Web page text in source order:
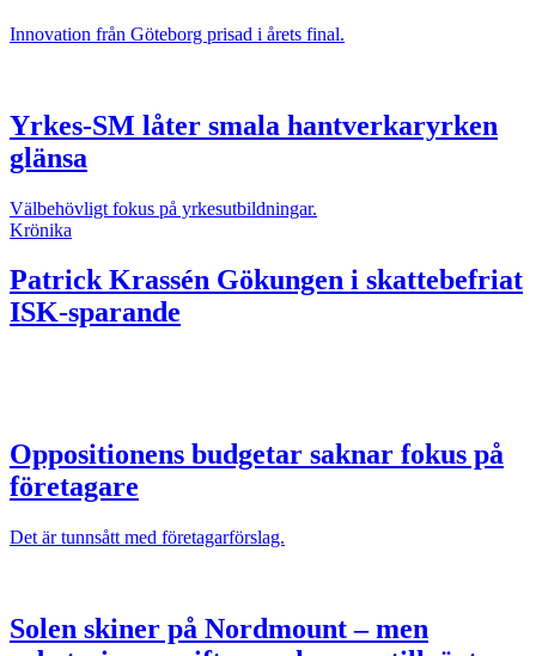
Innovation från Göteborg prisad i årets final.
Yrkes-SM låter smala hantverkaryrken
glänsa
Välbehövligt fokus på yrkesutbildningar.
Krönika
Patrick Krassén Gökungen i skattebefriat
ISK-sparande
Oppositionens budgetar saknar fokus på
företagare
Det är tunnsått med företagarförslag.
Solen skiner på Nordmount – men